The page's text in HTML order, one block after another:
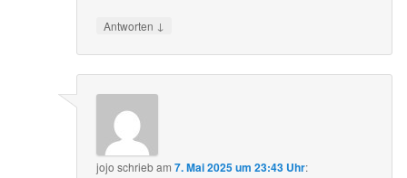
Antworten ↓
jojo schriebam7. Mai 2025 um 23:43 Uhr: